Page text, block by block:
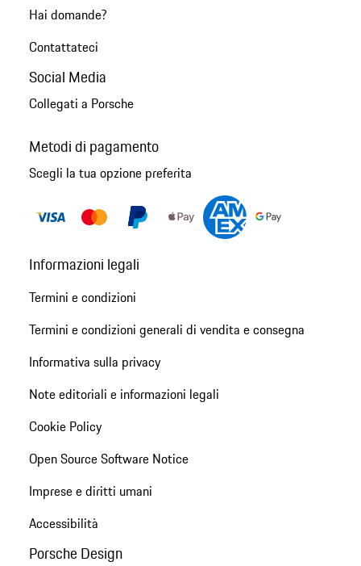
Hai domande?
Contattateci
Social Media
Collegati a Porsche
Metodi di pagamento
Scegli la tua opzione preferita
Informazioni legali
Termini e condizioni
Termini e condizioni generali di vendita e consegna
Informativa sulla privacy
Note editoriali e informazioni legali
Cookie Policy
Open Source Software Notice
Imprese e diritti umani
Accessibilità
Porsche Design